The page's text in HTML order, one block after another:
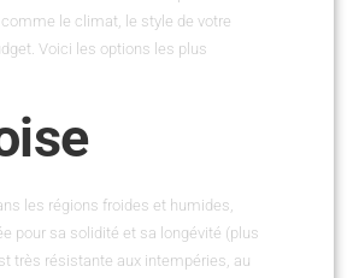
le climat, le style de votre
Voici les options les plus
les régions froides et humides,
pour sa solidité et sa longévité (plus
très résistante aux intempéries, au